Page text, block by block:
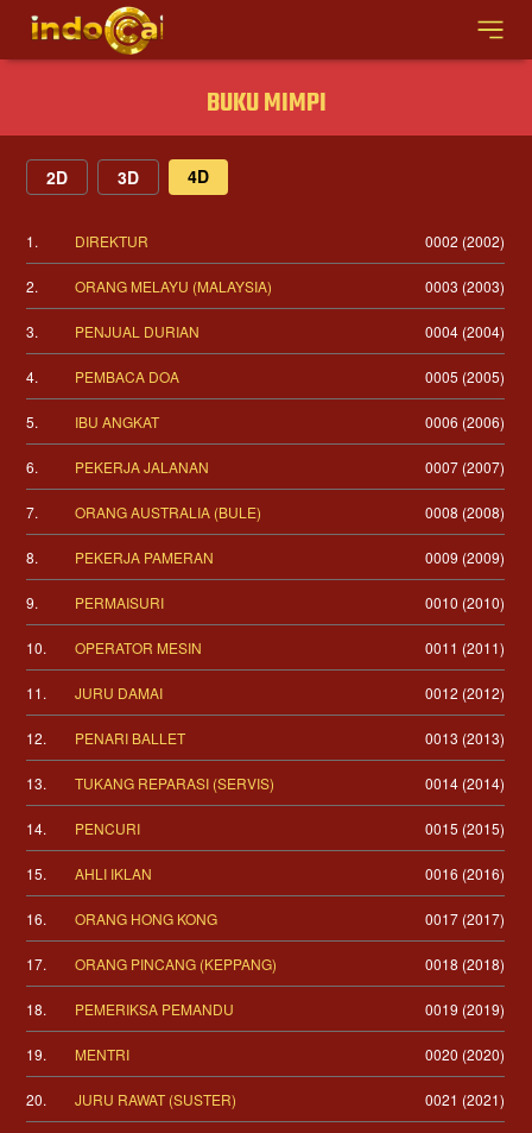
BUKU MIMPI
2D 3D 4D
1. DIREKTUR 0002 (2002)
2. ORANG MELAYU (MALAYSIA) 0003 (2003)
3. PENJUAL DURIAN 0004 (2004)
4. PEMBACA DOA 0005 (2005)
5. IBU ANGKAT 0006 (2006)
6. PEKERJA JALANAN 0007 (2007)
7. ORANG AUSTRALIA (BULE) 0008 (2008)
8. PEKERJA PAMERAN 0009 (2009)
9. PERMAISURI 0010 (2010)
10. OPERATOR MESIN 0011 (2011)
11. JURU DAMAI 0012 (2012)
12. PENARI BALLET 0013 (2013)
13. TUKANG REPARASI (SERVIS) 0014 (2014)
14. PENCURI 0015 (2015)
15. AHLI IKLAN 0016 (2016)
16. ORANG HONG KONG 0017 (2017)
17. ORANG PINCANG (KEPPANG) 0018 (2018)
18. PEMERIKSA PEMANDU 0019 (2019)
19. MENTRI 0020 (2020)
20. JURU RAWAT (SUSTER) 0021 (2021)